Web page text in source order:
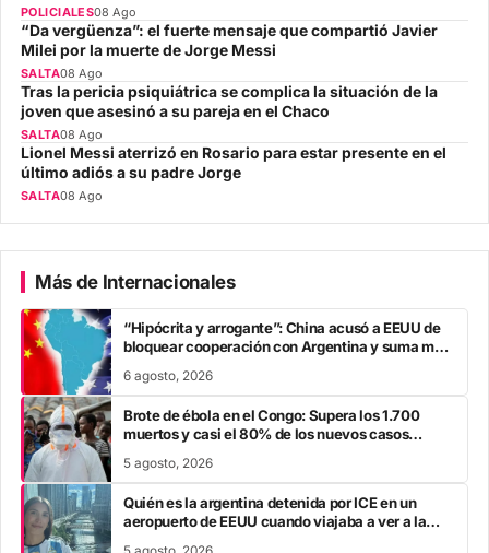
POLICIALES08 Ago
“Da vergüenza”: el fuerte mensaje que compartió Javier
Milei por la muerte de Jorge Messi
SALTA08 Ago
Tras la pericia psiquiátrica se complica la situación de la
joven que asesinó a su pareja en el Chaco
SALTA08 Ago
Lionel Messi aterrizó en Rosario para estar presente en el
último adiós a su padre Jorge
SALTA08 Ago
Más de Internacionales
“Hipócrita y arrogante”: China acusó a EEUU de
bloquear cooperación con Argentina y suma mas
6 agosto, 2026
Brote de ébola en el Congo: Supera los 1.700
muertos y casi el 80% de los nuevos casos
5 agosto, 2026
Quién es la argentina detenida por ICE en un
aeropuerto de EEUU cuando viajaba a ver a la